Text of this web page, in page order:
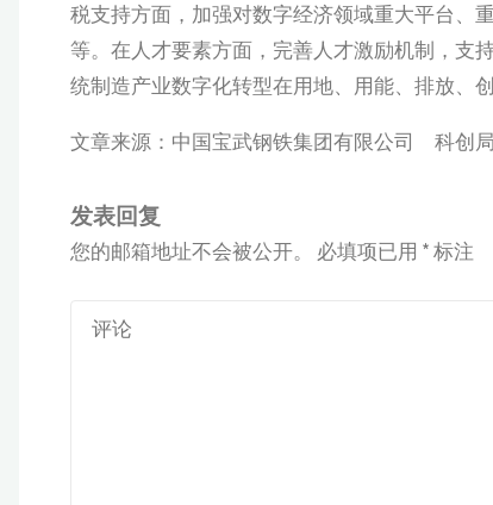
税支持方面，加强对数字经济领域重大平台、
等。在人才要素方面，完善人才激励机制，支
统制造产业数字化转型在用地、用能、排放、
文章来源：中国宝武钢铁集团有限公司 科创局
发表回复
您的邮箱地址不会被公开。 必填项已用 *标注